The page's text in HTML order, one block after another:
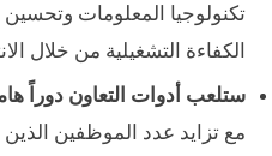
تكنولوجيا المعلومات وتحسين
الكفاءة التشغيلية من خلال
ستلعب أدوات التعاون دوراً
مع تزايد عدد الموظفين